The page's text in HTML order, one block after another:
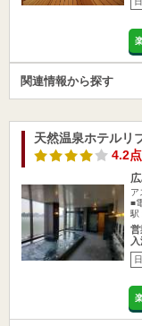
関連情報から探す
天然温泉ホテルリ
4.2点
ア
■
駅
営